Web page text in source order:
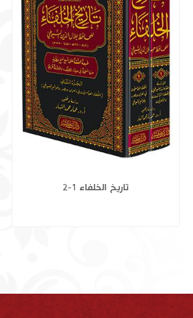
النفس في القرآن الكريم